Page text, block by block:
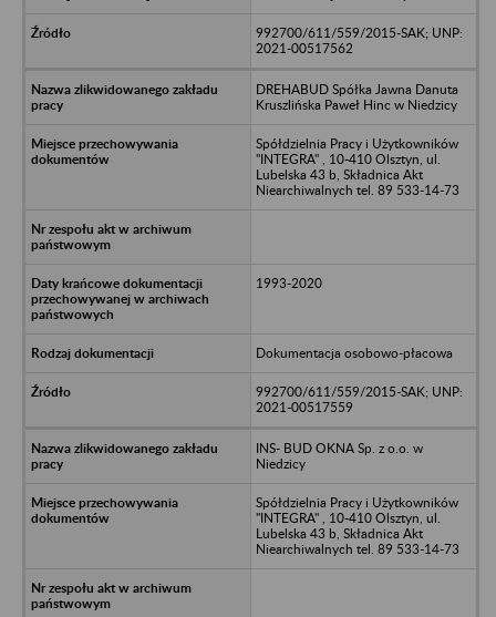
992700/611/559/2015-SAK; UNP:
2021-00517562
DREHABUD Spółka Jawna Danuta
Kruszlińska Paweł Hinc w Niedzicy
Spółdzielnia Pracy i Użytkowników
"INTEGRA" , 10-410 Olsztyn, ul.
Lubelska 43 b, Składnica Akt
Niearchiwalnych tel. 89 533-14-73
1993-2020
Dokumentacja osobowo-płacowa
992700/611/559/2015-SAK; UNP:
2021-00517559
INS- BUD OKNA Sp. z o.o. w
Niedzicy
Spółdzielnia Pracy i Użytkowników
"INTEGRA" , 10-410 Olsztyn, ul.
Lubelska 43 b, Składnica Akt
Niearchiwalnych tel. 89 533-14-73